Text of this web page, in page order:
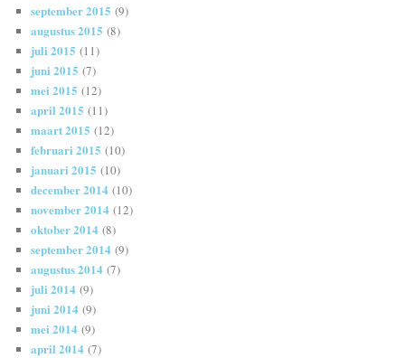
september 2015 (9)
augustus 2015 (8)
juli 2015 (11)
juni 2015 (7)
mei 2015 (12)
april 2015 (11)
maart 2015 (12)
februari 2015 (10)
januari 2015 (10)
december 2014 (10)
november 2014 (12)
oktober 2014 (8)
september 2014 (9)
augustus 2014 (7)
juli 2014 (9)
juni 2014 (9)
mei 2014 (9)
april 2014 (7)